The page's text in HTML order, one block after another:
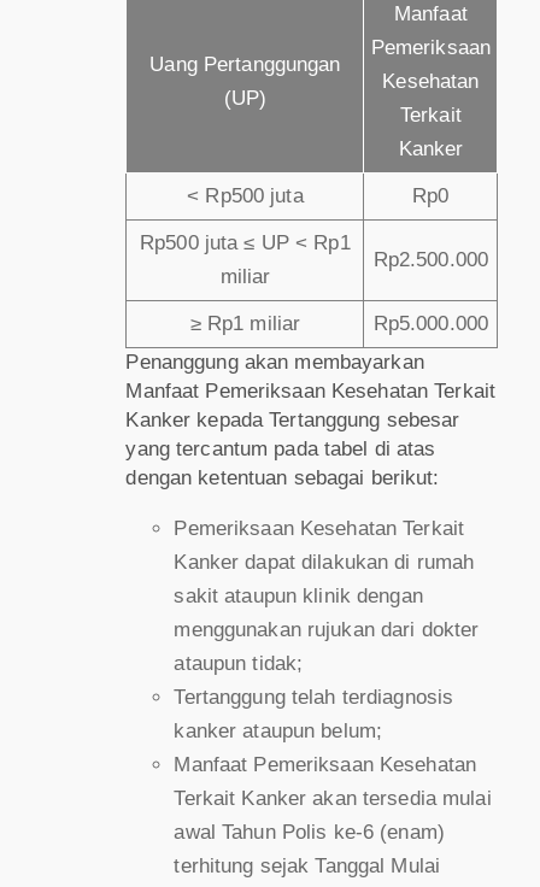
Uang Pertanggungan
(UP)
Manfaat
Pemeriksaan
Kesehatan
Terkait
Kanker
< Rp500 juta Rp0
Rp500 juta ≤ UP < Rp1
miliar
Rp2.500.000
≥ Rp1 miliar
Rp5.000.000
Penanggung akan membayarkan
Manfaat Pemeriksaan Kesehatan Terkait
Kanker kepada Tertanggung sebesar
yang tercantum pada tabel di atas
dengan ketentuan sebagai berikut:
Pemeriksaan Kesehatan Terkait
Kanker dapat dilakukan di rumah
sakit ataupun klinik dengan
menggunakan rujukan dari dokter
ataupun tidak;
Tertanggung telah terdiagnosis
kanker ataupun belum;
Manfaat Pemeriksaan Kesehatan
Terkait Kanker akan tersedia mulai
awal Tahun Polis ke-6 (enam)
terhitung sejak Tanggal Mulai